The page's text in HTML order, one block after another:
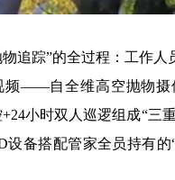
追踪”的全过程：工作
频——自全维高空抛物摄
小时双人巡逻组成“三
设备搭配管家全员持有